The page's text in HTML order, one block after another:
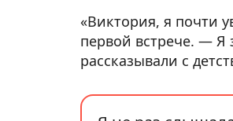
«Виктория, я почти
первой встрече. — Я
рассказывали с